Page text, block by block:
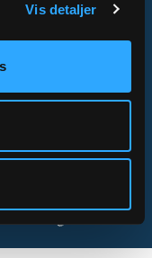
Vis detaljer